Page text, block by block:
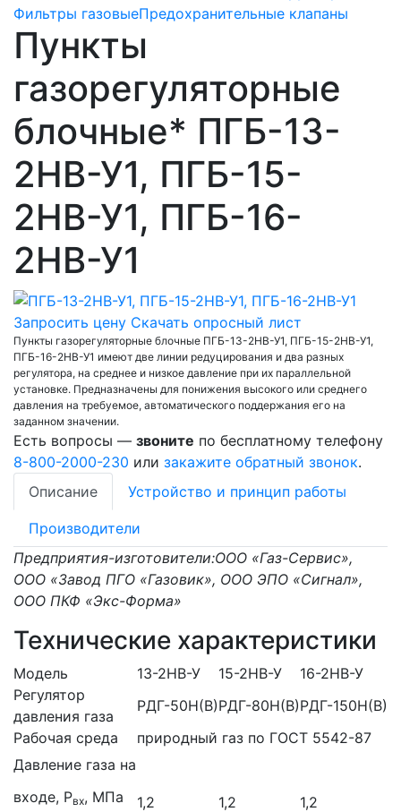
Фильтры газовыеПредохранительные клапаны
Пункты
газорегуляторные
блочные* ПГБ-13-
2НВ-У1, ПГБ-15-
2НВ-У1, ПГБ-16-
2НВ-У1
Запросить цену Скачать опросный лист
Пункты газорегуляторные блочные ПГБ-13-2НВ-У1, ПГБ-15-2НВ-У1,
ПГБ-16-2НВ-У1 имеют две линии редуцирования и два разных
регулятора, на среднее и низкое давление при их параллельной
установке. Предназначены для понижения высокого или среднего
давления на требуемое, автоматического поддержания его на
заданном значении.
Есть вопросы — звоните по бесплатному телефону
8-800-2000-230 или закажите обратный звонок.
Описание
Устройство и принцип работы
Производители
Предприятия-изготовители:ООО «Газ-Сервис»,
ООО «Завод ПГО «Газовик», ООО ЭПО «Сигнал»,
ООО ПКФ «Экс-Форма»
Технические характеристики
Модель 13-2НВ-У 15-2НВ-У
16-2НВ-У
Регулятор
давления газа
РДГ-50Н(В)РДГ-80Н(В)РДГ-150Н(В)
Рабочая среда
природный газ по ГОСТ 5542-87
Давление газа на
1,2 1,2 1,2
входе, Рвх, МПа